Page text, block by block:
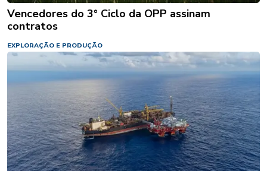
Vencedores do 3° Ciclo da OPP assinam
contratos
EXPLORAÇÃO E PRODUÇÃO